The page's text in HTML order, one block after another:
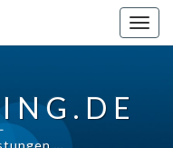
…